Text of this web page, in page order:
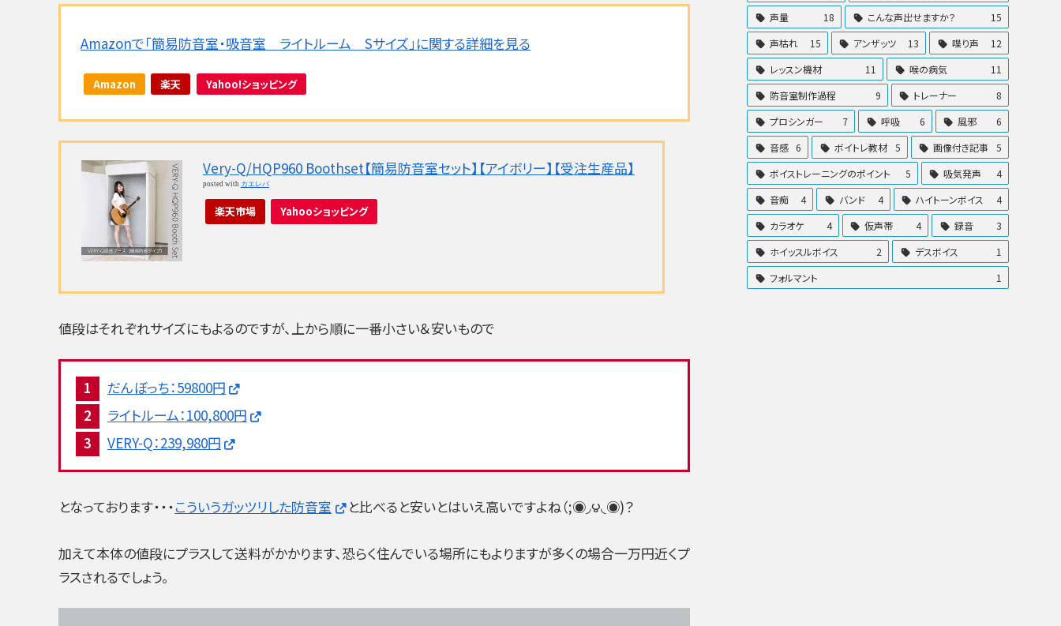
Amazonで「簡易防音室・吸音室 ライトルーム Sサイズ」に関する詳細を見る
Amazon 楽天 Yahoo!ショッピング
Very-Q/HQP960 Boothset【簡易防音室セット】【アイボリー】【受注生産品】
posted with カエレバ
楽天市場 Yahooショッピング
値段はそれぞれサイズにもよるのですが、上から順に一番小さい＆安いもので
だんぼっち：59800円
ライトルーム：100,800円
VERY-Q：239,980円
となっております・・・こういうガッツリした防音室 と比べると安いとはいえ高いですよね（;◉◞౪◟◉)？
加えて本体の値段にプラスして送料がかかります、恐らく住んでいる場所にもよりますが多くの場合一万円近くプ
ラスされるでしょう。
声量
18 こんな声出せますか？
15
声枯れ
15 アンザッツ 13 喋り声
12
レッスン機材
11 喉の病気
11
防音室制作過程
9 トレーナー
8
プロシンガー
7 呼吸 6 風邪
6
音感 6 ボイトレ教材 5 画像付き記事
5
ボイストレーニングのポイント
5 吸気発声
4
音痴
4 バンド 4 ハイトーンボイス
4
カラオケ
4 仮声帯 4 録音
3
ホイッスルボイス
2 デスボイス
1
フォルマント
1